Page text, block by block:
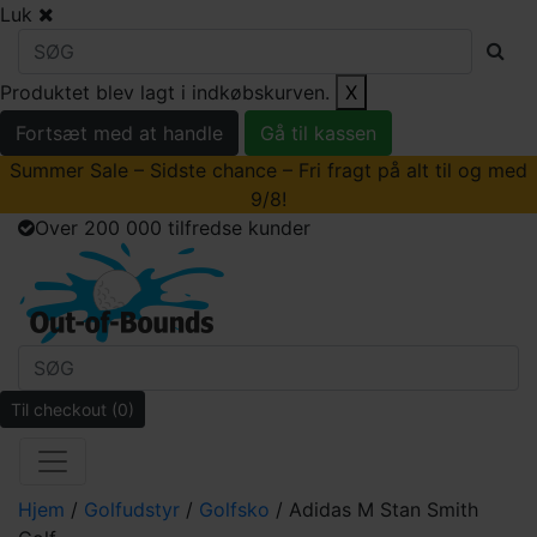
Luk
Produktet blev lagt i indkøbskurven.
X
Fortsæt med at handle
Gå til kassen
Summer Sale – Sidste chance – Fri fragt på alt til og med
9/8!
Over 200 000 tilfredse kunder
Til checkout (0)
Hjem / Golfudstyr / Golfsko / Adidas M Stan Smith